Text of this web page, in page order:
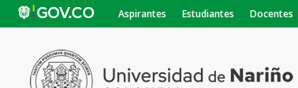
Aspirantes Estudiantes Docentes